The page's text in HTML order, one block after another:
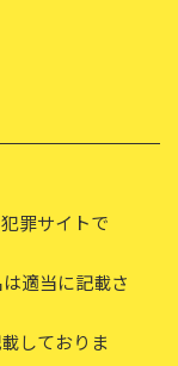
罪サイトで
適当に記載さ
しておりま